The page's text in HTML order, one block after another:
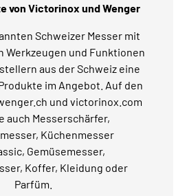
von Victorinox und Wenger
Schweizer Messer mit
Werkzeugen und Funktionen
aus der Schweiz eine
im Angebot. Auf den
und victorinox.com
auch Messerschärfer,
Küchenmesser
Gemüsemesser,
Koffer, Kleidung oder
Parfüm.